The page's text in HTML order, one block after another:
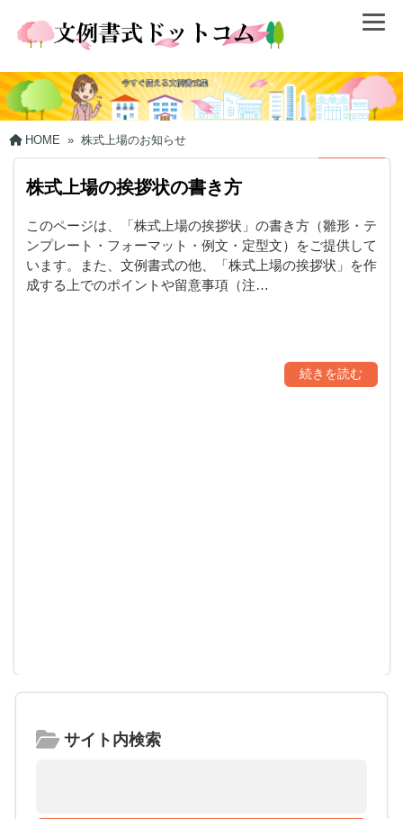
HOME » 株式上場のお知らせ
株式上場の挨拶状の書き方
このページは、「株式上場の挨拶状」の書き方（雛形・テ
ンプレート・フォーマット・例文・定型文）をご提供して
います。また、文例書式の他、「株式上場の挨拶状」を作
成する上でのポイントや留意事項（注…
続きを読む
サイト内検索